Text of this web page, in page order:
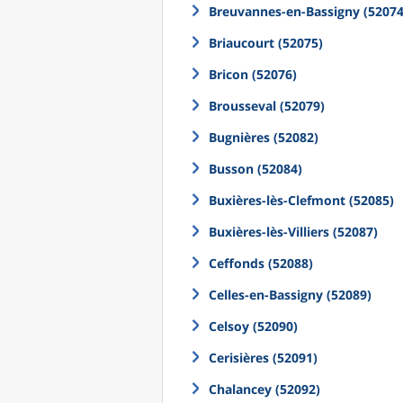
Breuvannes-en-Bassigny
Briaucourt (52075)
Bricon (52076)
Brousseval (52079)
Bugnières (52082)
Busson (52084)
Buxières-lès-Clefmont (52085)
Buxières-lès-Villiers (52087)
Ceffonds (52088)
Celles-en-Bassigny (52089)
Celsoy (52090)
Cerisières (52091)
Chalancey (52092)